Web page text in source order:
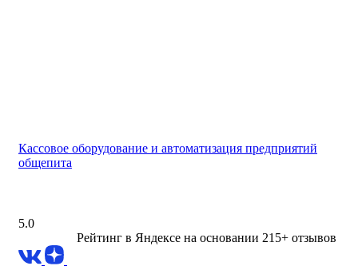
Кассовое оборудование и автоматизация предприятий
общепита
5.0
Рейтинг в Яндексе на основании 215+ отзывов